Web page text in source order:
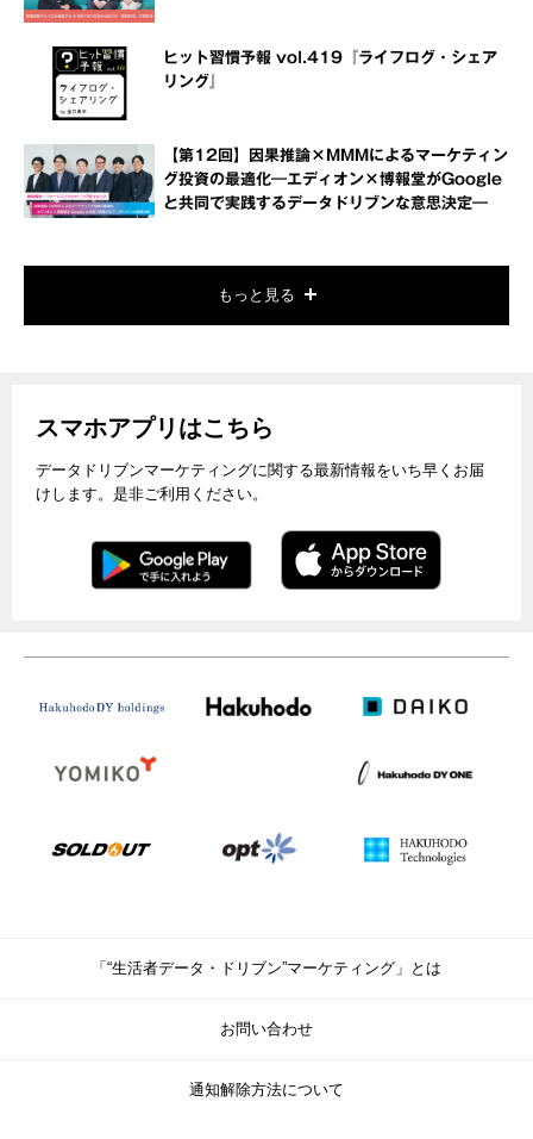
ヒット習慣予報 vol.419『ライフログ・シェア
リング』
【第12回】因果推論×MMMによるマーケティン
グ投資の最適化―エディオン×博報堂がGoogle
と共同で実践するデータドリブンな意思決定―
もっと見る
スマホアプリはこちら
データドリブンマーケティングに関する最新情報をいち早くお届
けします。是非ご利用ください。
「“生活者データ・ドリブン”マーケティング」とは
お問い合わせ
通知解除方法について